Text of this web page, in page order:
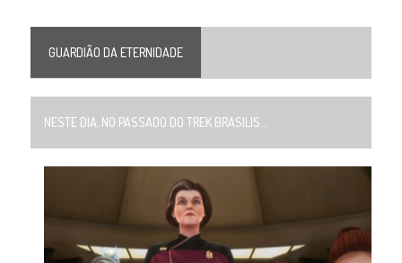
GUARDIÃO DA ETERNIDADE
NESTE DIA, NO PASSADO DO TREK BRASILIS...